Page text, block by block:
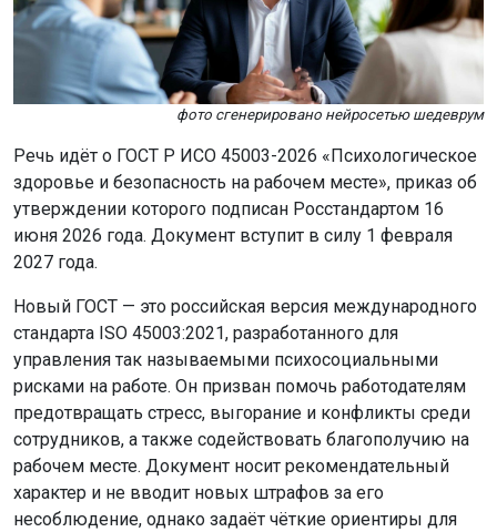
фото сгенерировано нейросетью шедеврум
Речь идёт о ГОСТ Р ИСО 45003-2026 «Психологическое
здоровье и безопасность на рабочем месте», приказ об
утверждении которого подписан Росстандартом 16
июня 2026 года. Документ вступит в силу 1 февраля
2027 года.
Новый ГОСТ — это российская версия международного
стандарта ISO 45003:2021, разработанного для
управления так называемыми психосоциальными
рисками на работе. Он призван помочь работодателям
предотвращать стресс, выгорание и конфликты среди
сотрудников, а также содействовать благополучию на
рабочем месте. Документ носит рекомендательный
характер и не вводит новых штрафов за его
несоблюдение, однако задаёт чёткие ориентиры для